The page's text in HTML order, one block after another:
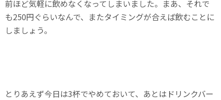
前ほど気軽に飲めなくなってしまいました。まあ、それで
も250円ぐらいなんで、またタイミングが合えば飲むことに
しましょう。
とりあえず今日は3杯でやめておいて、あとはドリンクバー